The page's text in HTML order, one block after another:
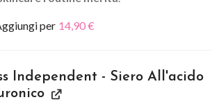
per 14,90€
Independent - Siero All'acido